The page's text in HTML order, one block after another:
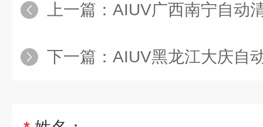
上一篇： AIUV广西南宁自动
下一篇： AIUV黑龙江大庆自